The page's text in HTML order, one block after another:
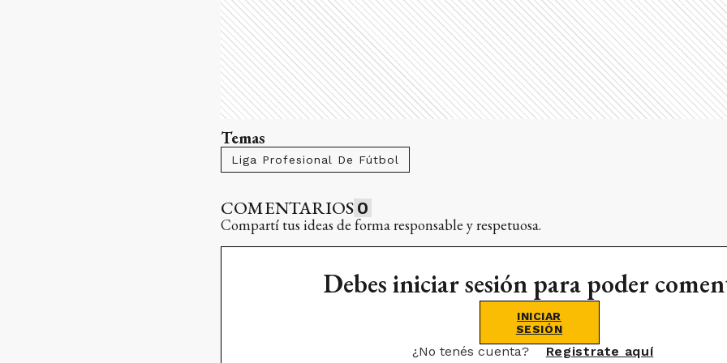
Temas
Liga Profesional De Fútbol
COMENTARIOS 0
Compartí tus ideas de forma responsable y respetuosa.
Debes iniciar sesión para poder
INICIAR
SESIÓN
¿No tenés cuenta? Registrate aquí